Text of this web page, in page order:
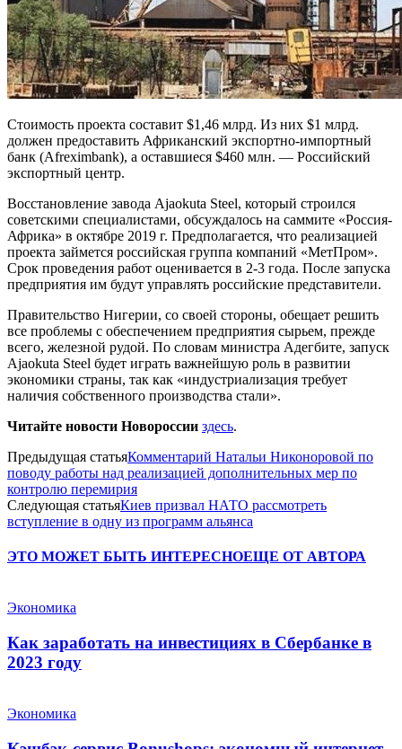
Стоимость проекта составит $1,46 млрд. Из них $1 млрд.
должен предоставить Африканский экспортно-импортный
банк (Afreximbank), а оставшиеся $460 млн. — Российский
экспортный центр.
Восстановление завода Ajaokuta Steel, который строился
советскими специалистами, обсуждалось на саммите «Россия-
Африка» в октябре 2019 г. Предполагается, что реализацией
проекта займется российская группа компаний «МетПром».
Срок проведения работ оценивается в 2-3 года. После запуска
предприятия им будут управлять российские представители.
Правительство Нигерии, со своей стороны, обещает решить
все проблемы с обеспечением предприятия сырьем, прежде
всего, железной рудой. По словам министра Адегбите, запуск
Ajaokuta Steel будет играть важнейшую роль в развитии
экономики страны, так как «индустриализация требует
наличия собственного производства стали».
Читайте новости Новороссии здесь.
Предыдущая статьяКомментарий Натальи Никоноровой по
поводу работы над реализацией дополнительных мер по
контролю перемирия
Следующая статьяКиев призвал НАТО рассмотреть
вступление в одну из программ альянса
ЭТО МОЖЕТ БЫТЬ ИНТЕРЕСНОЕЩЕ ОТ АВТОРА
Экономика
Как заработать на инвестициях в Сбербанке в
2023 году
Экономика